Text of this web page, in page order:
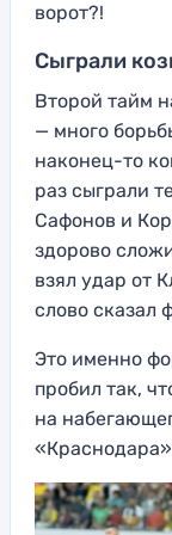
ворот?!
Сыграли
Второй тайм
— много
наконец-то
раз сыграли
Сафонов и
здорово
взял удар от
слово сказал
Это именно
пробил так,
на